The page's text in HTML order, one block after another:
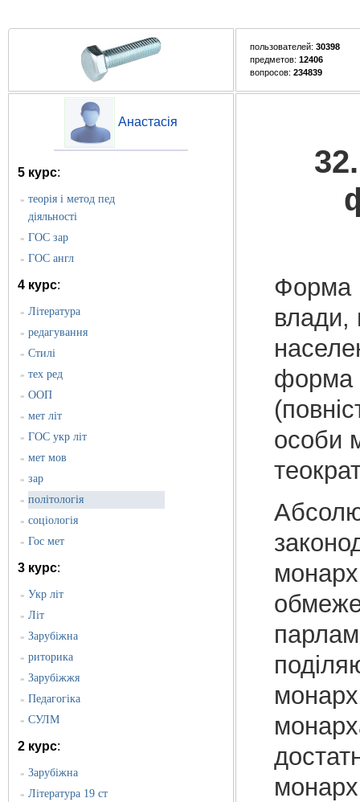
пользователей: 30398
предметов: 12406
вопросов: 234839
Анастасія
5 курс:
» теорія і метод пед
діяльності
» ГОС зар
» ГОС англ
4 курс:
» Література
» редагування
» Стилі
» тех ред
» ООП
» мет літ
» ГОС укр літ
» мет мов
» зар
» політологія
» соціологія
» Гос мет
3 курс:
» Укр літ
» Літ
» Зарубіжна
» риторика
» Зарубіжжя
» Педагогіка
» СУЛМ
2 курс:
» Зарубіжна
» Література 19 ст
Форма
влади,
форма
особи